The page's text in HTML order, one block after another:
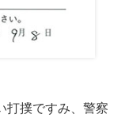
打撲ですみ、警察